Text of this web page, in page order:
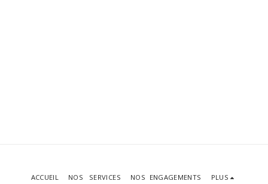
ACCUEIL NOS SERVICES NOS ENGAGEMENTS PLUS